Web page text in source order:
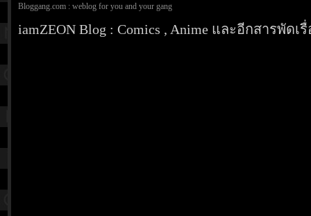
Bloggang.com : weblog for you and your gang
iamZEON Blog : Comics , Anime และอีกสารพัดเรื่